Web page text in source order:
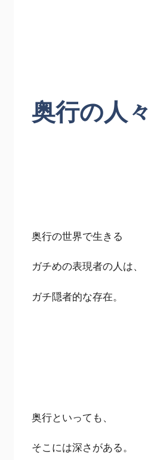
奥行の人々
奥行の世界で生きる
ガチめの表現者の人は、
ガチ隠者的な存在。
奥行といっても、
そこには深さがある。